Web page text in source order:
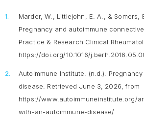
Marder, W., Littlejohn, E. A., & Somers,
Pregnancy and autoimmune
Practice & Research Clinical
https://doi.org/10.1016/
Autoimmune Institute. (n.d.).
disease.
Retrieved June 3, 2026, from
https://www.autoimmuneinstitute.org/
with-an-autoimmune-disease/